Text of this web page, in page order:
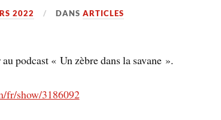
2022 DANSARTICLES
podcast « Un zèbre dans la savane ».
fr/show/3186092